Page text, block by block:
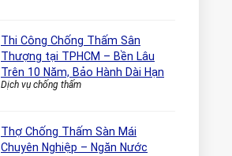
Thi Công Chống Thấm Sân
Thượng tại TPHCM – Bền Lâu
Trên 10 Năm, Bảo Hành Dài Hạn
Dịch vụ chống thấm
Thợ Chống Thấm Sàn Mái
Chuyên Nghiệp – Ngăn Nước